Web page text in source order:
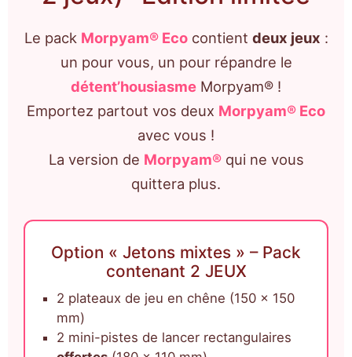
Le pack Morpyam® Ecocontient deux jeux :
un pour vous, un pour répandre le
détent’housiasme Morpyam® !
Emportez partout vos deux Morpyam® Eco
avec vous !
La version de Morpyam®qui ne vous
quittera plus.
Option « Jetons mixtes » – Pack
contenant 2 JEUX
2 plateaux de jeu en chêne (150 x 150
mm)
2 mini-pistes de lancer rectangulaires